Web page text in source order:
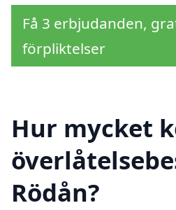
Få 3 erbjudanden,
förpliktelser
Hur mycket
Rödån?